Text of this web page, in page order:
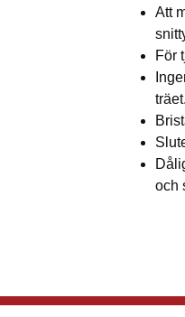
Att
För
träet.
och